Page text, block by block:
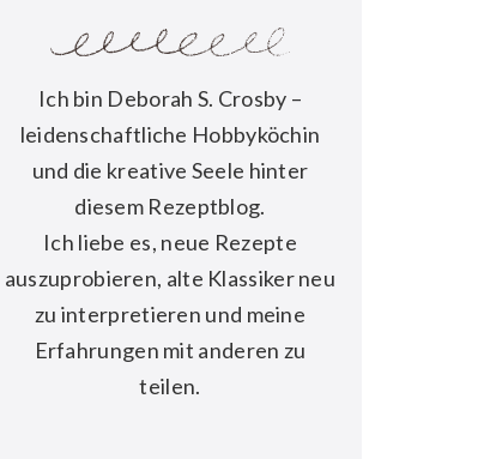
Ich bin Deborah S. Crosby –
leidenschaftliche Hobbyköchin
und die kreative Seele hinter
diesem Rezeptblog.
Ich liebe es, neue Rezepte
auszuprobieren, alte Klassiker neu
zu interpretieren und meine
Erfahrungen mit anderen zu
teilen.